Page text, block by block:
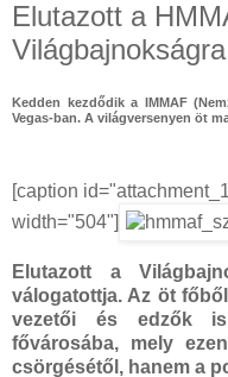
Elutazott a
Világbajnokságra
Kedden kezdődik a IMMAF
Vegas-ban. A világversenyen öt
[caption
width="504"]
Elutazott a
válogatottja. Az öt
vezetői és edzők is
fővárosába, mely
csörgésétől, hanem a